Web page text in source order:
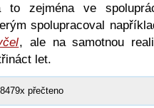
zejména ve
spolupracoval
, ale na samotnou
let.
8479x přečteno